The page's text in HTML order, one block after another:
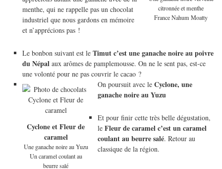
citronnée et menthe
France Nahum Moatty
menthe, qui ne rappelle pas un chocolat
industriel que nous gardons en mémoire
et n’apprécions pas !
Le bonbon suivant est le Timut c’est une ganache noire au poivre
du Népal aux arômes de pamplemousse. On ne le sent pas, est-ce
une volonté pour ne pas couvrir le cacao ?
Cyclone et Fleur de
caramel
Une ganache noire au Yuzu
Un caramel coulant au
beurre salé
On poursuit avec le Cyclone, une
ganache noire au Yuzu
Et pour finir cette très belle dégustation,
le Fleur de caramel c’est un caramel
coulant au beurre salé. Retour au
classique de la région.